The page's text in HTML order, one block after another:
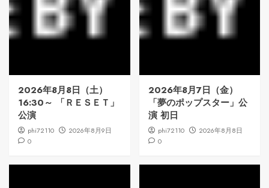
2026年8月8日（土）
16:30～ 「ＲＥＳＥＴ」
公演
phi72110
2026年8月9日
0
2026年8月7日（金）
「夢のポップスター」公
演 初日
phi72110
2026年8月8日
0